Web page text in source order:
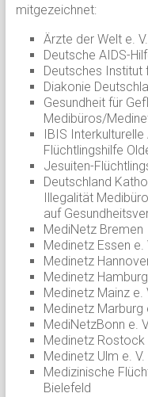
mitgezeichnet:
Ärzte der Welt e.
Deutsche AIDS-
Deutsches Institut
Diakonie
Gesundheit für
Medibüros/
IBIS
Flüchtlingshilfe
Jesuiten-
Deutschland
Illegalität
auf
MediNetz Bremen
Medinetz Essen e.
Medinetz
Medinetz
Medinetz Mainz e.
Medinetz Marburg
MediNetzBonn e.
Medinetz Rostock
Medinetz Ulm e. V.
Medizinische
Bielefeld